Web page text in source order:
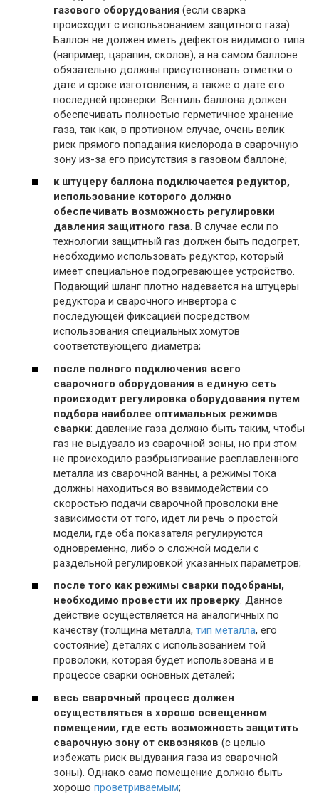
газового оборудования (если сварка
происходит с использованием защитного газа).
Баллон не должен иметь дефектов видимого типа
(например, царапин, сколов), а на самом баллоне
обязательно должны присутствовать отметки о
дате и сроке изготовления, а также о дате его
последней проверки. Вентиль баллона должен
обеспечивать полностью герметичное хранение
газа, так как, в противном случае, очень велик
риск прямого попадания кислорода в сварочную
зону из-за его присутствия в газовом баллоне;
к штуцеру баллона подключается редуктор,
использование которого должно
обеспечивать возможность регулировки
давления защитного газа. В случае если по
технологии защитный газ должен быть подогрет,
необходимо использовать редуктор, который
имеет специальное подогревающее устройство.
Подающий шланг плотно надевается на штуцеры
редуктора и сварочного инвертора с
последующей фиксацией посредством
использования специальных хомутов
соответствующего диаметра;
после полного подключения всего
сварочного оборудования в единую сеть
происходит регулировка оборудования путем
подбора наиболее оптимальных режимов
сварки: давление газа должно быть таким, чтобы
газ не выдувало из сварочной зоны, но при этом
не происходило разбрызгивание расплавленного
металла из сварочной ванны, а режимы тока
должны находиться во взаимодействии со
скоростью подачи сварочной проволоки вне
зависимости от того, идет ли речь о простой
модели, где оба показателя регулируются
одновременно, либо о сложной модели с
раздельной регулировкой указанных параметров;
после того как режимы сварки подобраны,
необходимо провести их проверку. Данное
действие осуществляется на аналогичных по
качеству (толщина металла, тип металла, его
состояние) деталях с использованием той
проволоки, которая будет использована и в
процессе сварки основных деталей;
весь сварочный процесс должен
осуществляться в хорошо освещенном
помещении, где есть возможность защитить
сварочную зону от сквозняков (с целью
избежать риск выдувания газа из сварочной
зоны). Однако само помещение должно быть
хорошо проветриваемым;